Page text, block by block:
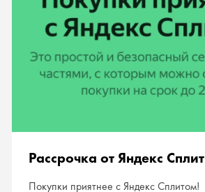
Рассрочка от Яндекс Сплит
Покупки приятнее с Яндекс Сплитом!